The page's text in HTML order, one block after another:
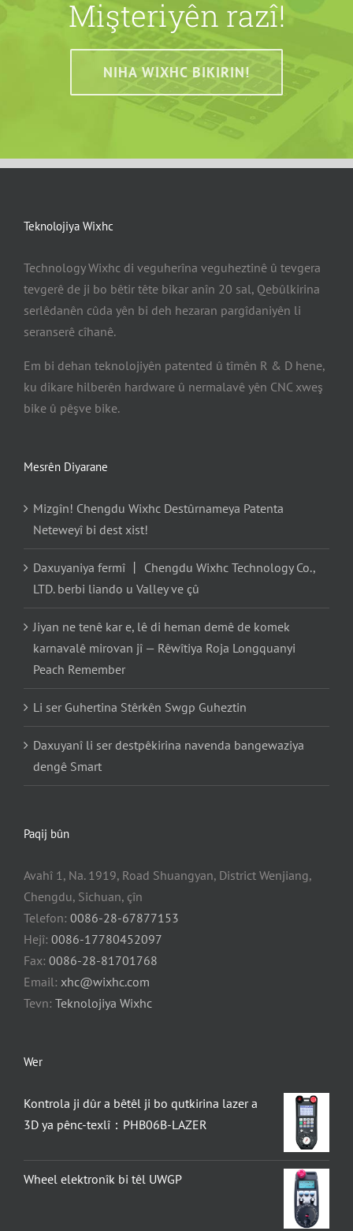
Mişteriyên razî!
NIHA WIXHC BIKIRIN!
Teknolojiya Wixhc
Technology Wixhc di veguherîna veguheztinê û tevgera
tevgerê de ji bo bêtir tête bikar anîn 20 sal, Qebûlkirina
serlêdanên cûda yên bi deh hezaran pargîdaniyên li
seranserê cîhanê.
Em bi dehan teknolojiyên patented û tîmên R & D hene,
ku dikare hilberên hardware û nermalavê yên CNC xweş
bike û pêşve bike.
Mesrên Diyarane
Mizgîn! Chengdu Wixhc Destûrnameya Patenta
Neteweyî bi dest xist!
Daxuyaniya fermî 丨 Chengdu Wixhc Technology Co.,
LTD. berbi liando u Valley ve çû
Jiyan ne tenê kar e, lê di heman demê de komek
karnavalê mirovan jî — Rêwîtiya Roja Longquanyi
Peach Remember
Li ser Guhertina Stêrkên Swgp Guheztin
Daxuyanî li ser destpêkirina navenda bangewaziya
dengê Smart
Paqij bûn
Avahî 1, Na. 1919, Road Shuangyan, District Wenjiang,
Chengdu, Sichuan, çîn
Telefon: 0086-28-67877153
Hejî: 0086-17780452097
Fax: 0086-28-81701768
Email: xhc@wixhc.com
Tevn: Teknolojiya Wixhc
Wer
Kontrola ji dûr a bêtêl ji bo qutkirina lazer a
3D ya pênc-texlî：PHB06B-LAZER
Wheel elektronîk bi têl UWGP